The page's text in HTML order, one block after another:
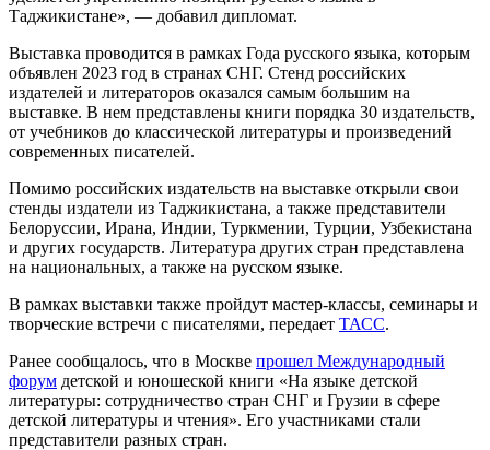
Таджикистане», — добавил дипломат.
Выставка проводится в рамках Года русского языка, которым
объявлен 2023 год в странах СНГ. Стенд российских
издателей и литераторов оказался самым большим на
выставке. В нем представлены книги порядка 30 издательств,
от учебников до классической литературы и произведений
современных писателей.
Помимо российских издательств на выставке открыли свои
стенды издатели из Таджикистана, а также представители
Белоруссии, Ирана, Индии, Туркмении, Турции, Узбекистана
и других государств. Литература других стран представлена
на национальных, а также на русском языке.
В рамках выставки также пройдут мастер-классы, семинары и
творческие встречи с писателями, передает ТАСС.
Ранее сообщалось, что в Москве прошел Международный
форум детской и юношеской книги «На языке детской
литературы: сотрудничество стран СНГ и Грузии в сфере
детской литературы и чтения». Его участниками стали
представители разных стран.